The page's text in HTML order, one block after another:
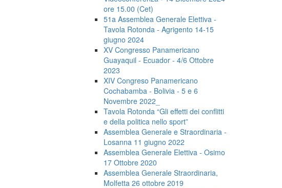
ore 15.00 (Cet)
51a Assemblea Generale Elettiva -
Tavola Rotonda - Agrigento 14-15
giugno 2024
XV Congresso Panamericano
Guayaquil - Ecuador - 4/6 Ottobre
2023
XIV Congreso Panamericano
Cochabamba - Bolivia - 5 e 6
Novembre 2022_
Tavola Rotonda “Gli effetti dei conflitti
e della politica nello sport”
Assemblea Generale e Straordinaria -
Losanna 11 giugno 2022
Assemblea Generale Elettiva - Osimo
17 Ottobre 2020
Assemblea Generale Straordinaria,
Molfetta 26 ottobre 2019